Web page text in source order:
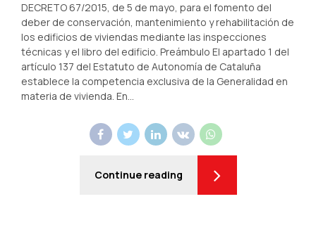
DECRETO 67/2015, de 5 de mayo, para el fomento del
deber de conservación, mantenimiento y rehabilitación de
los edificios de viviendas mediante las inspecciones
técnicas y el libro del edificio. Preámbulo El apartado 1 del
artículo 137 del Estatuto de Autonomía de Cataluña
establece la competencia exclusiva de la Generalidad en
materia de vivienda. En...
Continue reading